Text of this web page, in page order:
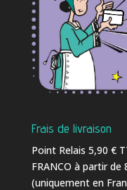
Frais de livraison
Point Relais 5,90 €
FRANCO à partir de
(uniquement en